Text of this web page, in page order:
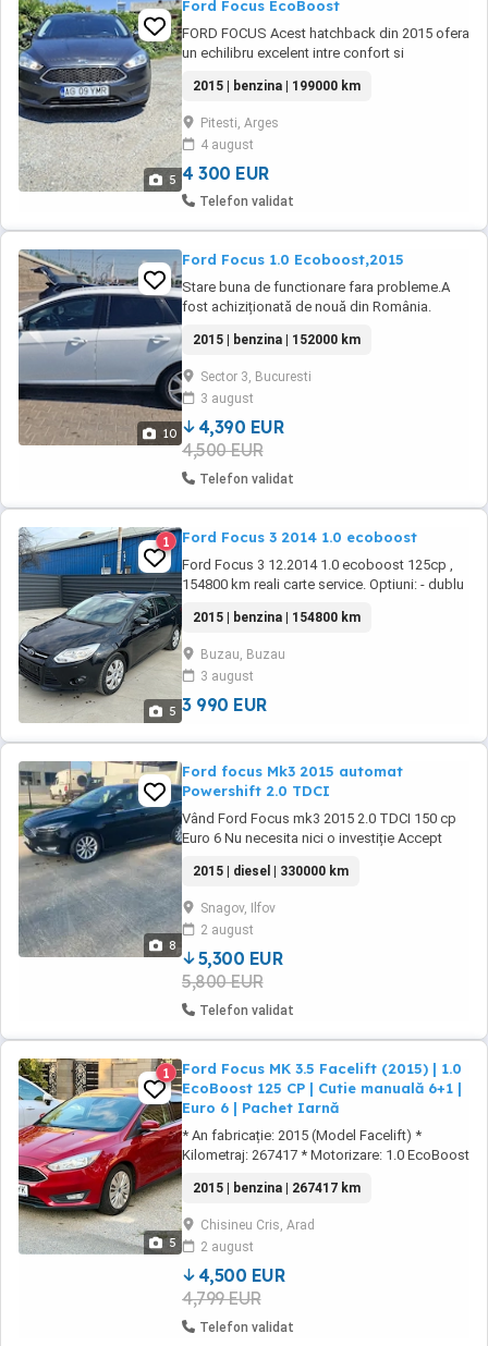
5
Ford Focus EcoBoost
FORD FOCUS Acest hatchback din 2015 ofera
un echilibru excelent intre confort si
vine cu dotari moderne pentru siguranta si
confort, fiind potrivit atat pentru oras, cat si
pentru drumuri lungi. Ford Focus 1.0
EcoBoost An fabricatie: 2015 Km parcursi: ...
2015 | benzina | 199000 km
Pitesti, Arges
4 august
4 300 EUR
Telefon validat
10
Ford Focus 1.0 Ecoboost,2015
Stare buna de functionare fara probleme.A
fost achiziționată de nouă din România.
pana la 1 ianuarie 2020.Acte valabile cu fiscal.
Motor 1.0 ecoboost 100 Cp.Consum mic.
Cutia de viteze 5 trepte. An fabricatie 2015.
Kilometraj:153000, Norma de poluare ...
2015 | benzina | 152000 km
Sector 3, Bucuresti
3 august
4,390 EUR
4,500 EUR
Telefon validat
5
1 Ford Focus 3 2014 1.0 ecoboost
Ford Focus 3 12.2014 1.0 ecoboost 125cp ,
154800 km reali carte service. Optiuni: - dublu
remorcare detasabil - geamuri, oglinzi
electrice - motor 1.0 ecoboost 125cp 6 viteze
Stare tehnica si estetica foarte buna. consum
mic de combustibil. Distributie schimbata ...
2015 | benzina | 154800 km
Buzau, Buzau
3 august
3 990 EUR
8
Ford focus Mk3 2015 automat
Powershift 2.0 TDCI
Vând Ford Focus mk3 2015 2.0 TDCI 150 cp
Euro 6 Nu necesita nici o investiție Accept
la zi. -Km reali 320632 in creștere ofer serie
șasiu in privat pentru verificare. -Mașina
inmatriculata in 22.01.2022 -Dublu Climatronic
- Volan reglabil imbracat in ...
2015 | diesel | 330000 km
Snagov, Ilfov
2 august
5,300 EUR
5,800 EUR
Telefon validat
5
1
Ford Focus MK 3.5 Facelift (2015) | 1.0
EcoBoost 125 CP | Cutie manuală 6+1 |
Euro 6 | Pachet Iarnă
* An fabricație: 2015 (Model Facelift) *
Kilometraj: 267417 * Motorizare: 1.0 EcoBoost
Euro 6 * Cutie de viteze: Manuală (6+1 trepte)
* Proprietar: Persoană fizică (Ofer certificat
fiscal pe loc) Dotări: * Volan încălzit * Parbriz
încălzit (degivrare rapidă) * ...
2015 | benzina | 267417 km
Chisineu Cris, Arad
2 august
4,500 EUR
4,799 EUR
Telefon validat